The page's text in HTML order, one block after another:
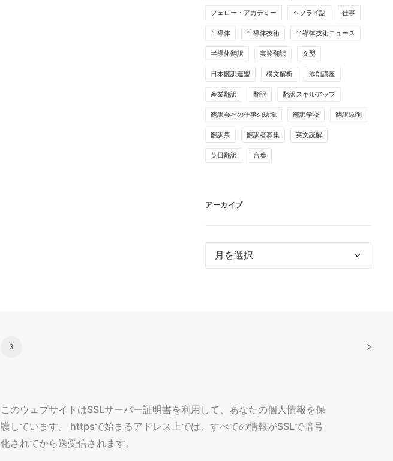
フェロー・アカデミー ヘブライ語 仕事
半導体 半導体技術 半導体技術ニュース
半導体翻訳 実務翻訳 文型
日本翻訳連盟 構文解析 添削講座
産業翻訳 翻訳 翻訳スキルアップ
翻訳会社の仕事の環境 翻訳学校 翻訳添削
翻訳祭 翻訳者募集 英文読解
英日翻訳 言葉
アーカイブ
3
このウェブサイトはSSLサーバー証明書を利用して、あなたの個人情報を保
護しています。 httpsで始まるアドレス上では、すべての情報がSSLで暗号
化されてから送受信されます。